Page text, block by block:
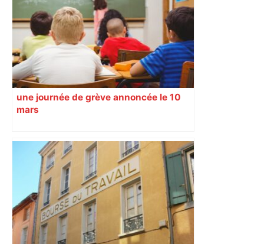
Rugbyrama
une journée de grève annoncée le 10
mars